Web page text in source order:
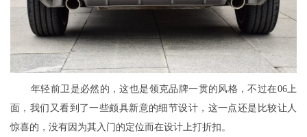
年轻前卫是必然的，这也是领克品牌一贯的风格，不过在06上
面，我们又看到了一些颇具新意的细节设计，这一点还是比较让人
惊喜的，没有因为其入门的定位而在设计上打折扣。